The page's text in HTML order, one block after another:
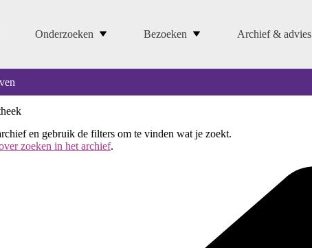
Onderzoeken Bezoeken Archief & advies
en gebruik de filters om te vinden wat je zoekt.
zoeken in het archief.